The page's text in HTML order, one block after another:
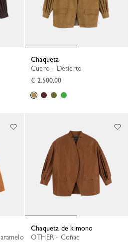
Chaqueta
Cuero - Desierto
€ 2.500,00
Chaqueta de kimono
OTHER - Coñac